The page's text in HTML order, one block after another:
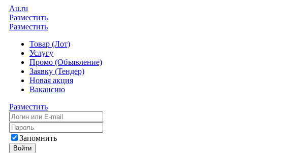
Au.ru
Разместить
Разместить
Товар (Лот)
Услугу
Промо (Объявление)
Заявку (Тендер)
Новая акция
Вакансию
Разместить
Запомнить
Войти